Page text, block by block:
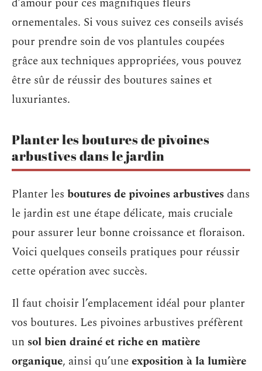
ornementales. Si vous suivez ces conseils avisés
pour prendre soin de vos plantules coupées
grâce aux techniques appropriées, vous pouvez
être sûr de réussir des boutures saines et
luxuriantes.
Planter les boutures de pivoines
arbustives dans le jardin
Planter les boutures de pivoines arbustivesdans
le jardin est une étape délicate, mais cruciale
pour assurer leur bonne croissance et floraison.
Voici quelques conseils pratiques pour réussir
cette opération avec succès.
Il faut choisir l’emplacement idéal pour planter
vos boutures. Les pivoines arbustives préfèrent
un sol bien drainé et riche en matière
organique, ainsi qu’uneexposition à la lumière